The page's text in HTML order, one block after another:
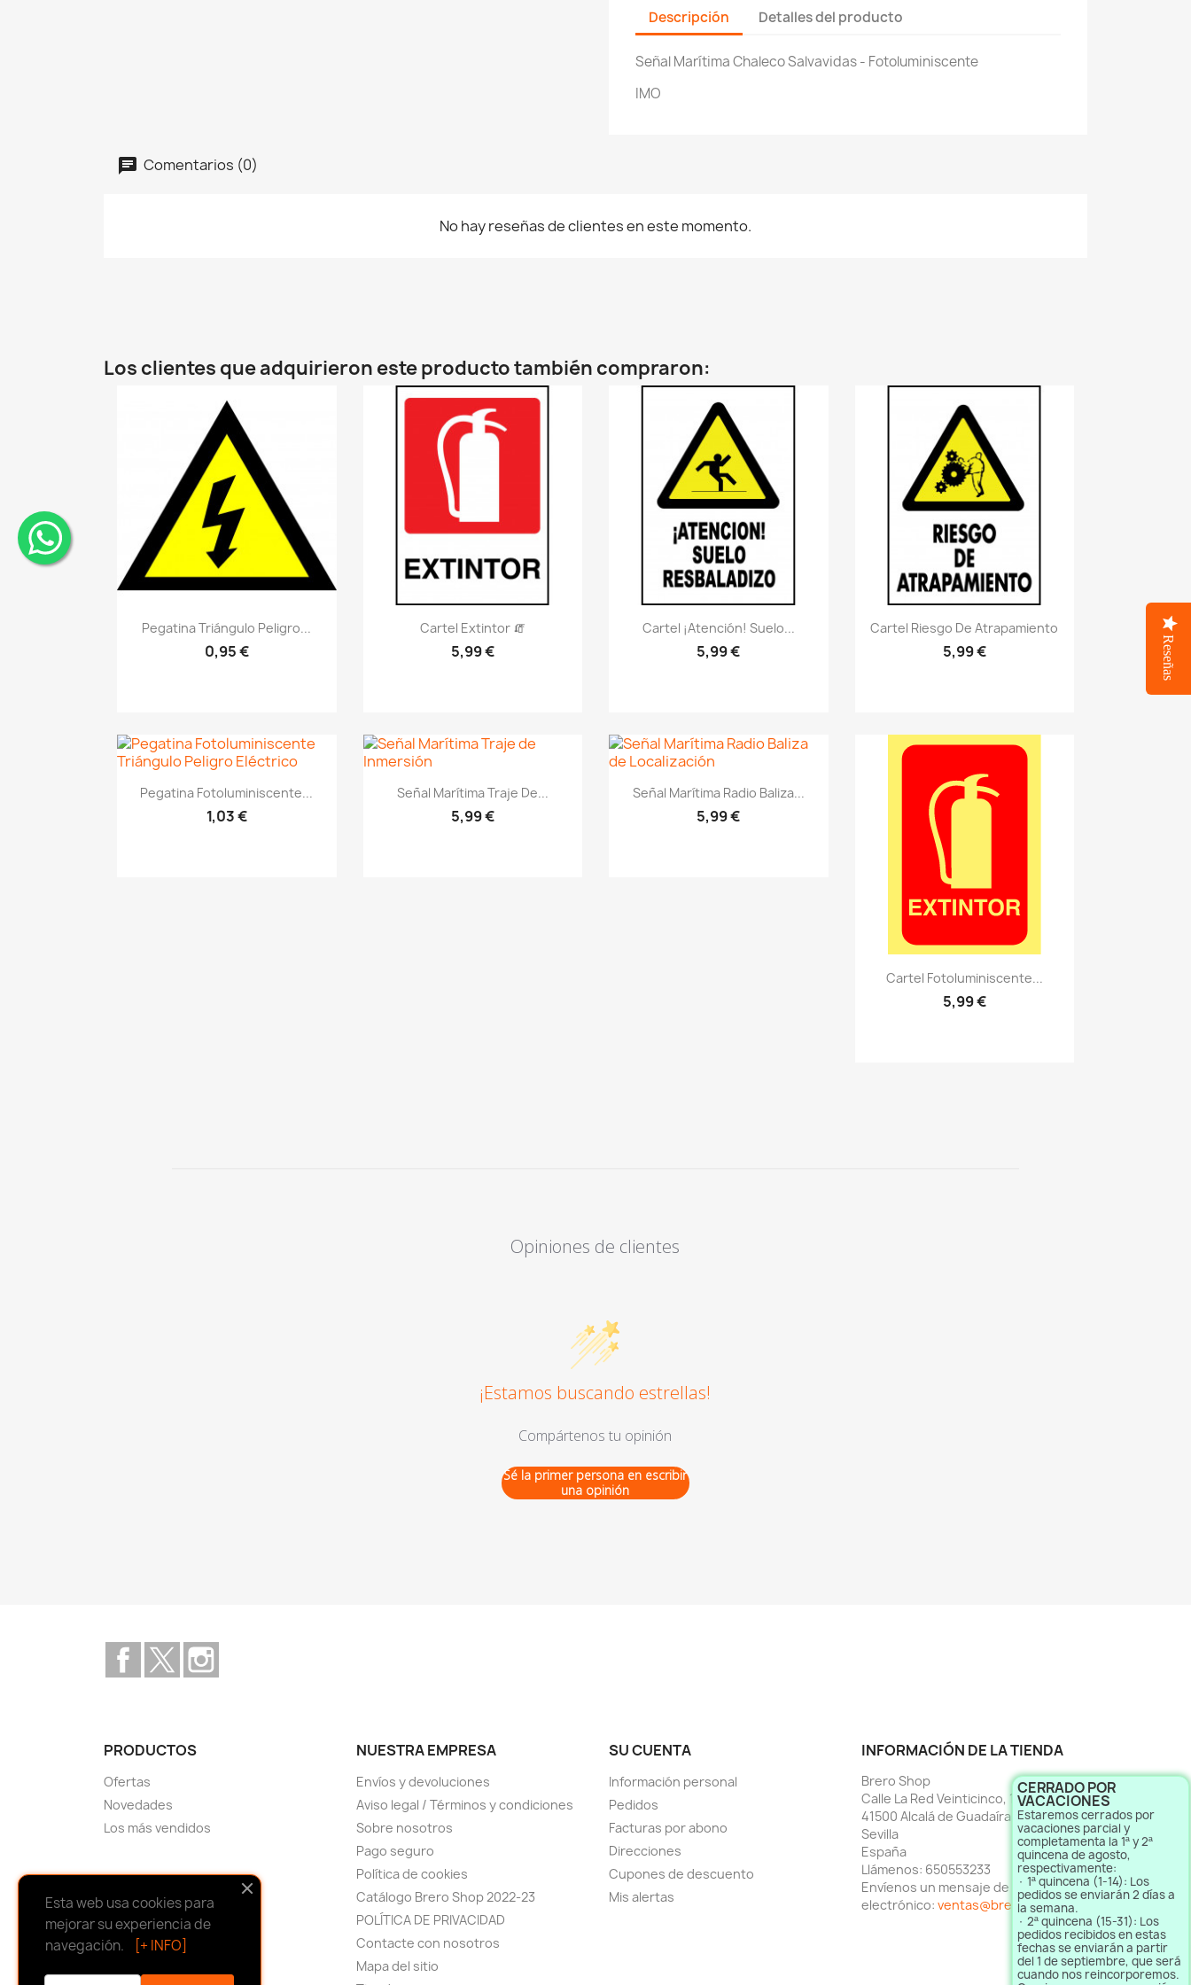
Descripción Detalles del producto
Señal Marítima Chaleco Salvavidas - Fotoluminiscente
IMO
Comentarios (0)
No hay reseñas de clientes en este momento.
Los clientes que adquirieron este producto también compraron:
visibilityVistazo rápido
Pegatina Triángulo Peligro...
0,95 €
visibilityVistazo rápido
Cartel Extintor 🧯
5,99 €
visibilityVistazo rápido
Cartel ¡Atención! Suelo...
5,99 €
visibilityVistazo rápido
Cartel Riesgo De Atrapamiento
5,99 €
visibilityVistazo rápido
Pegatina Fotoluminiscente...
1,03 €
visibility Vistazo rápido
Señal Marítima Traje De...
5,99 €
visibilityVistazo rápido
Señal Marítima Radio Baliza...
5,99 €
visibility Vistazo rápido
Cartel Fotoluminiscente...
5,99 €
Opiniones de clientes
¡Estamos buscando estrellas!
Compártenos tu opinión
Sé la primer persona en escribir
una opinión
Facebook
Twitter
CERRADO POR
VACACIONES
Estaremos cerrados por
vacaciones parcial y
completamenta la 1ª y 2ª
quincena de agosto,
respectivamente:
· 1ª quincena (1-14): Los
pedidos se enviarán 2 días a
la semana.
· 2ª quincena (15-31): Los
pedidos recibidos en estas
fechas se enviarán a partir
del 1 de septiembre, que será
cuando nos reincorporemos.
PRODUCTOS
Ofertas
Novedades
Los más vendidos
NUESTRA EMPRESA
Envíos y devoluciones
Aviso legal / Términos y condiciones
Sobre nosotros
Pago seguro
Política de cookies
Catálogo Brero Shop 2022-23
POLÍTICA DE PRIVACIDAD
Contacte con nosotros
Mapa del sitio
SU CUENTA
Información personal
Pedidos
Facturas por abono
Direcciones
Cupones de descuento
Mis alertas
INFORMACIÓN DE LA TIENDA
Brero Shop
Calle La Red Veinticinco, 1
41500 Alcalá de Guadaíra
Sevilla
España
Llámenos: 650553233
Envíenos un mensaje de correo
electrónico: ventas@brero.es
¨
Esta web usa cookies para
mejorar su experiencia de
navegación.
[+ INFO]
Reseñas